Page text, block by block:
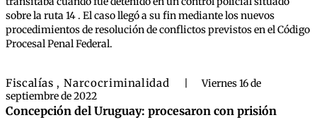
sobre la ruta 14 . El caso llegó a su fin mediante los nuevos
procedimientos de resolución de conflictos previstos en el Código
Procesal Penal Federal.
Fiscalías , Narcocriminalidad
Viernes 16 de
septiembre de 2022
Concepción del Uruguay: procesaron con prisión